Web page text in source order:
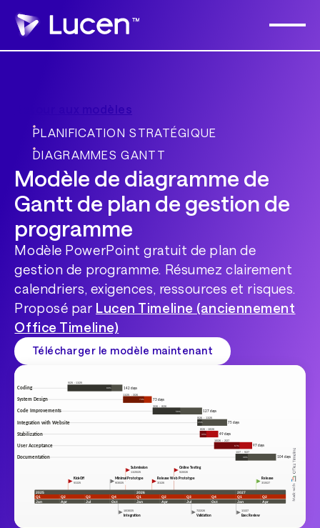
Retour aux modèles
PLANIFICATION STRATÉGIQUE
DIAGRAMMES GANTT
Modèle de diagramme de
Gantt de plan de gestion de
programme
Modèle PowerPoint gratuit de plan de
gestion de programme. Résumez clairement
calendriers, exigences, ressources et risques.
Proposé par Lucen Timeline (anciennement
Office Timeline)
Télécharger le modèle maintenant